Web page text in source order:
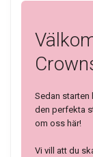
Sedan starten
den perfekta
om oss här!
Vi vill att du